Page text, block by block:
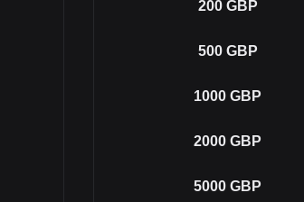
200 GBP
500 GBP
1000 GBP
2000 GBP
5000 GBP